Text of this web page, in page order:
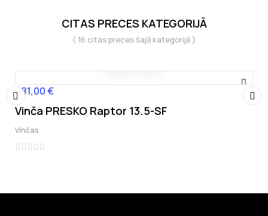
CITAS PRECES KATEGORIJĀ
( 16 citas preces šajā kategorijā )
Cena
481,00 €
Vinča PRESKO Raptor 13.5-SF
Vinčas
‹